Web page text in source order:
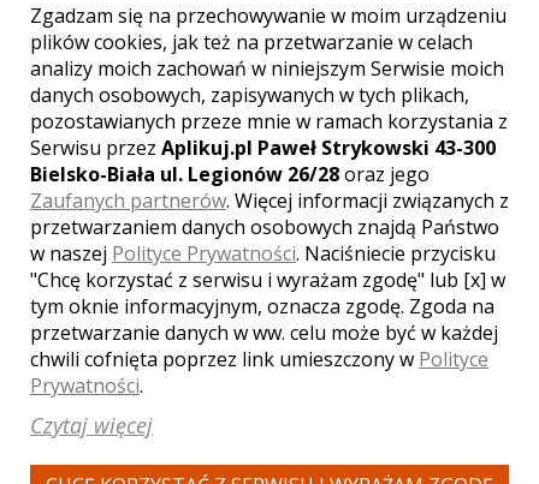
WYŚWIETLEŃ:
KOMENTARZY:1
WYŚWIETLEŃ:1862
KOMENTARZY:0
WYŚWIETLEŃ:1640
Zgadzam się na przechowywanie w moim urządzeniu
plików cookies, jak też na przetwarzanie w celach
analizy moich zachowań w niniejszym Serwisie moich
danych osobowych, zapisywanych w tych plikach,
pozostawianych przeze mnie w ramach korzystania z
Serwisu przez Aplikuj.pl Paweł Strykowski 43-300
Bielsko-Biała ul. Legionów 26/28oraz jego
Zaufanych partnerów. Więcej informacji związanych z
przetwarzaniem danych osobowych znajdą Państwo
w naszej Polityce Prywatności. Naciśniecie przycisku
"Chcę korzystać z serwisu i wyrażam zgodę" lub [x] w
tym oknie informacyjnym, oznacza zgodę. Zgoda na
przetwarzanie danych w ww. celu może być w każdej
chwili cofnięta poprzez link umieszczony w Polityce
Prywatności.
Czytaj więcej